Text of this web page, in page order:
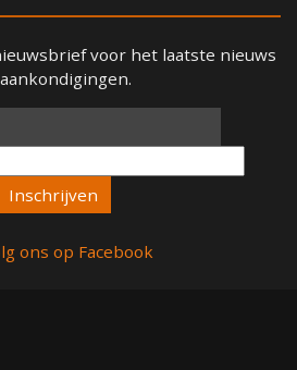
voor het laatste nieuws
Email
ons op Facebook